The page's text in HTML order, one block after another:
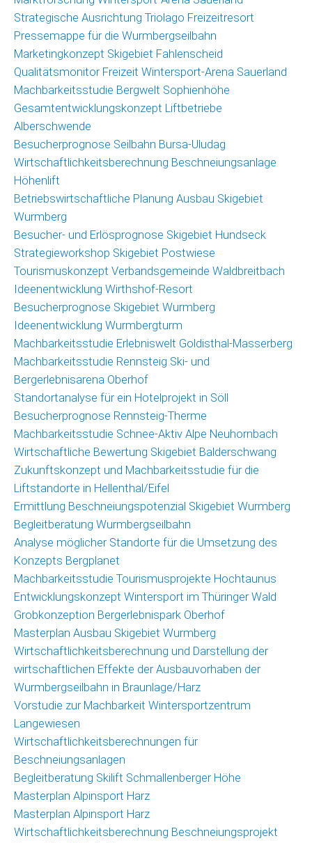
Strategische Ausrichtung Triolago Freizeitresort
Pressemappe für die Wurmbergseilbahn
Marketingkonzept Skigebiet Fahlenscheid
Qualitätsmonitor Freizeit Wintersport-Arena Sauerland
Machbarkeitsstudie Bergwelt Sophienhöhe
Gesamtentwicklungskonzept Liftbetriebe
Alberschwende
Besucherprognose Seilbahn Bursa-Uludag
Wirtschaftlichkeitsberechnung Beschneiungsanlage
Höhenlift
Betriebswirtschaftliche Planung Ausbau Skigebiet
Wurmberg
Besucher- und Erlösprognose Skigebiet Hundseck
Strategieworkshop Skigebiet Postwiese
Tourismuskonzept Verbandsgemeinde Waldbreitbach
Ideenentwicklung Wirthshof-Resort
Besucherprognose Skigebiet Wurmberg
Ideenentwicklung Wurmbergturm
Machbarkeitsstudie Erlebniswelt Goldisthal-Masserberg
Machbarkeitsstudie Rennsteig Ski- und
Bergerlebnisarena Oberhof
Standortanalyse für ein Hotelprojekt in Söll
Besucherprognose Rennsteig-Therme
Machbarkeitsstudie Schnee-Aktiv Alpe Neuhornbach
Wirtschaftliche Bewertung Skigebiet Balderschwang
Zukunftskonzept und Machbarkeitsstudie für die
Liftstandorte in Hellenthal/Eifel
Ermittlung Beschneiungspotenzial Skigebiet Wurmberg
Begleitberatung Wurmbergseilbahn
Analyse möglicher Standorte für die Umsetzung des
Konzepts Bergplanet
Machbarkeitsstudie Tourismusprojekte Hochtaunus
Entwicklungskonzept Wintersport im Thüringer Wald
Grobkonzeption Bergerlebnispark Oberhof
Masterplan Ausbau Skigebiet Wurmberg
Wirtschaftlichkeitsberechnung und Darstellung der
wirtschaftlichen Effekte der Ausbauvorhaben der
Wurmbergseilbahn in Braunlage/Harz
Vorstudie zur Machbarkeit Wintersportzentrum
Langewiesen
Wirtschaftlichkeitsberechnungen für
Beschneiungsanlagen
Begleitberatung Skilift Schmallenberger Höhe
Masterplan Alpinsport Harz
Masterplan Alpinsport Harz
Wirtschaftlichkeitsberechnung Beschneiungsprojekt